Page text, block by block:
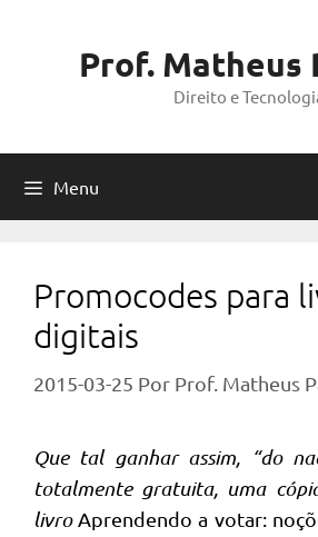
Prof. Matheus
Direito e
Menu
Promocodes para
digitais
2015-03-25 Por Prof. Matheus
Que tal ganhar assim, “do
totalmente gratuita, uma
livroAprendendo a votar: